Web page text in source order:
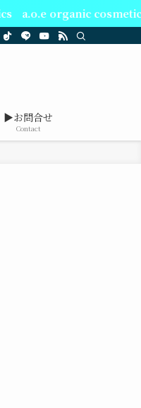
▶お問合せ
Contact